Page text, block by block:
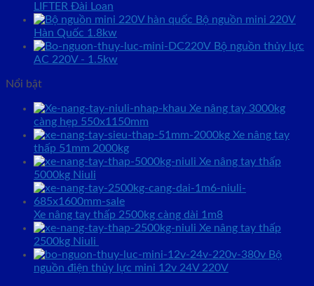
LIFTER Đài Loan
Bộ nguồn mini 220V
Hàn Quốc 1.8kw
Bộ nguồn thủy lực
AC 220V - 1.5kw
Nổi bật
Xe nâng tay 3000kg
càng hẹp 550x1150mm
Xe nâng tay
thấp 51mm 2000kg
Xe nâng tay thấp
5000kg Niuli
Xe nâng tay thấp 2500kg càng dài 1m8
Xe nâng tay thấp
2500kg Niuli
Bộ
nguồn điện thủy lực mini 12v 24V 220V